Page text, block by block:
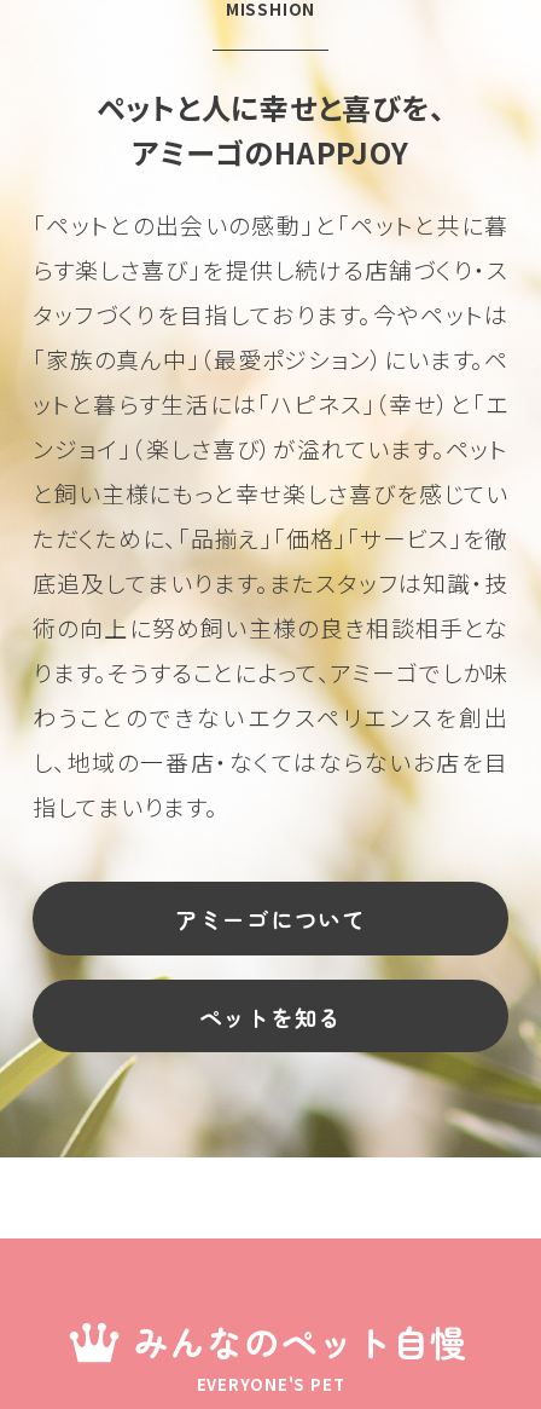
MISSHION
ペットと人に幸せと喜びを、
アミーゴのHAPPJOY
「ペットとの出会いの感動」と「ペットと共に暮
らす楽しさ喜び」を提供し続ける店舗づくり・ス
タッフづくりを目指しております。 今やペットは
「家族の真ん中」（最愛ポジション）にいます。ペ
ットと暮らす生活には「ハピネス」（幸せ）と「エ
ンジョイ」（楽しさ喜び）が溢れています。ペット
と飼い主様にもっと幸せ楽しさ喜びを感じてい
ただくために、 「品揃え」「価格」「サービス」を徹
底追及してまいります。またスタッフは知識・技
術の向上に努め飼い主様の良き相談相手とな
ります。そうすることによって、アミーゴでしか味
わうことのできないエクスペリエンスを創出
し、地域の一番店・なくてはならないお店を目
指してまいります。
アミーゴについて
ペットを知る
みんなのペット自慢
EVERYONE'S PET